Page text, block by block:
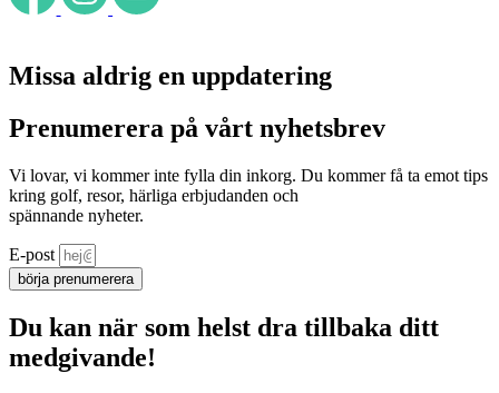
Missa aldrig en uppdatering
Prenumerera på vårt nyhetsbrev
Vi lovar, vi kommer inte fylla din inkorg. Du kommer få ta emot tips
kring golf, resor, härliga erbjudanden och
spännande nyheter.
E-post
börja prenumerera
Du kan när som helst dra tillbaka ditt
medgivande!